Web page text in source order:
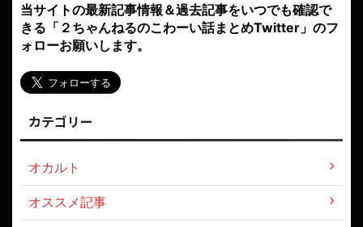
当サイトの最新記事情報＆過去記事をいつでも確認で
きる「２ちゃんねるのこわーい話まとめTwitter」のフ
ォローお願いします。
カテゴリー
オカルト
オススメ記事